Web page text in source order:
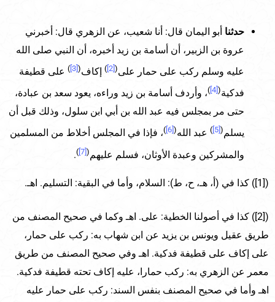
حدثنا أبو اليمان قال: أنا شعيب، عن الزهري قال: أخبرني
عروة بن الزبير، أن أسامة بن زيد أخبره، أن النبي صلى الله
عليه وسلم ركب على حمار على(
) إكاف(
) على قطيفة
فدكية(
)، وأردف أسامة بن زيد وراءه، يعود سعد بن عبادة،
حتى مر بمجلس فيه عبد الله بن أبي ابن سلول، وذلك قبل أن
يسلم(
) عبد الله(
)، فإذا في المجلس أخلاط من المسلمين
والمشركين وعبدة الأوثان، فسلم عليهم(
)
.
([1]) كذا في (أ، هـ، ح، ط): السلام، وأما في البقية: التسليم. اهـ.
([2]) كذا في أصولنا الخطية: على. اهـ وكما في صحيح المصنف من
طريق عقيل ويونس بن يزيد عن ابن شهاب به: ركب على حمار،
على إكاف على قطيفة فدكية. اهـ وفي صحيح المصنف من طريق
معمر عن الزهري به: ركب حمارا، عليه إكاف تحته قطيفة فدكية.
اهـ وأما في صحيح المصنف بنفس السند: ركب على حمار عليه